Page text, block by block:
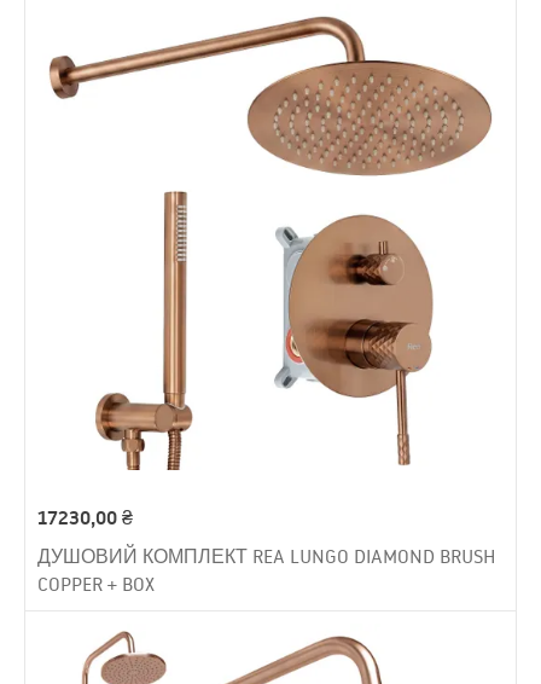
17230,00₴
ДУШОВИЙ КОМПЛЕКТ REA LUNGO DIAMOND BRUSH
COPPER + BOX